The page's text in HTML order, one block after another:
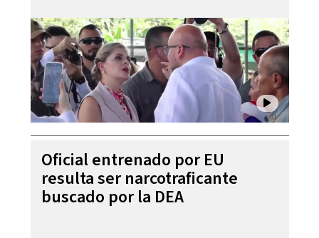
Oficial entrenado por EU
resulta ser narcotraficante
buscado por la DEA